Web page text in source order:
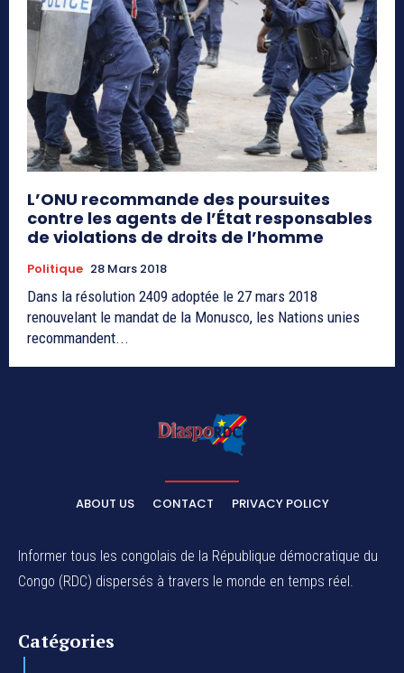
L’ONU recommande des poursuites
contre les agents de l’État responsables
de violations de droits de l’homme
Politique 28 Mars 2018
Dans la résolution 2409 adoptée le 27 mars 2018
renouvelant le mandat de la Monusco, les Nations unies
recommandent...
ABOUT US CONTACT PRIVACY POLICY
Informer tous les congolais de la République démocratique du
Congo (RDC) dispersés à travers le monde en temps réel.
Catégories